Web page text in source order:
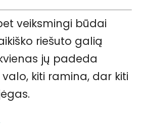
veiksmingi būdai
riešuto galią
jų padeda
kiti ramina, dar kiti